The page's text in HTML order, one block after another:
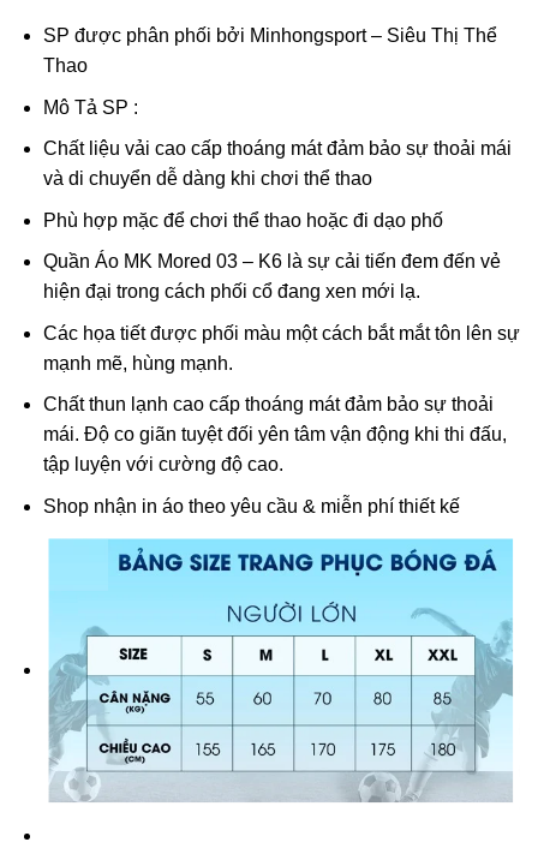
SP được phân phối bởi Minhongsport – Siêu Thị Thể
Thao
Mô Tả SP :
Chất liệu vải cao cấp thoáng mát đảm bảo sự thoải mái
và di chuyển dễ dàng khi chơi thể thao
Phù hợp mặc để chơi thể thao hoặc đi dạo phố
Quần Áo MK Mored 03 – K6 là sự cải tiến đem đến vẻ
hiện đại trong cách phối cổ đang xen mới lạ.
Các họa tiết được phối màu một cách bắt mắt tôn lên sự
mạnh mẽ, hùng mạnh.
Chất thun lạnh cao cấp thoáng mát đảm bảo sự thoải
mái. Độ co giãn tuyệt đối yên tâm vận động khi thi đấu,
tập luyện với cường độ cao.
Shop nhận in áo theo yêu cầu & miễn phí thiết kế